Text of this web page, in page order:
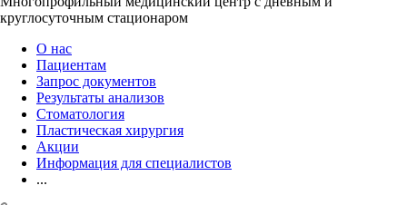
круглосуточным стационаром
О нас
Пациентам
Запрос документов
Результаты анализов
Стоматология
Пластическая хирургия
Акции
Информация для специалистов
...